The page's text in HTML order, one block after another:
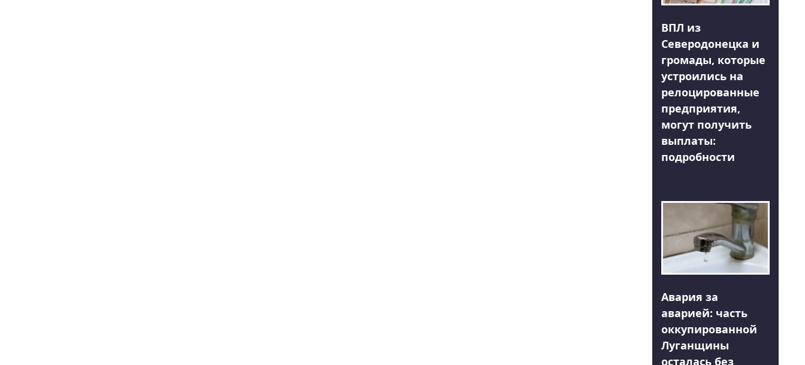
ВПЛ из
Северодонецка и
громады, которые
устроились на
релоцированные
предприятия,
могут получить
выплаты:
подробности
Авария за
аварией: часть
оккупированной
Луганщины
осталась без